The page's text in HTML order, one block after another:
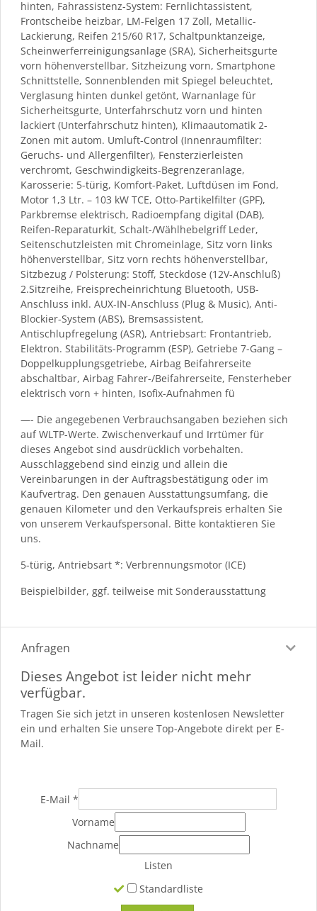
hinten, Fahrassistenz-System: Fernlichtassistent,
Frontscheibe heizbar, LM-Felgen 17 Zoll, Metallic-
Lackierung, Reifen 215/60 R17, Schaltpunktanzeige,
Scheinwerferreinigungsanlage (SRA), Sicherheitsgurte
vorn höhenverstellbar, Sitzheizung vorn, Smartphone
Schnittstelle, Sonnenblenden mit Spiegel beleuchtet,
Verglasung hinten dunkel getönt, Warnanlage für
Sicherheitsgurte, Unterfahrschutz vorn und hinten
lackiert (Unterfahrschutz hinten), Klimaautomatik 2-
Zonen mit autom. Umluft-Control (Innenraumfilter:
Geruchs- und Allergenfilter), Fensterzierleisten
verchromt, Geschwindigkeits-Begrenzeranlage,
Karosserie: 5-türig, Komfort-Paket, Luftdüsen im Fond,
Motor 1,3 Ltr. – 103 kW TCE, Otto-Partikelfilter (GPF),
Parkbremse elektrisch, Radioempfang digital (DAB),
Reifen-Reparaturkit, Schalt-/Wählhebelgriff Leder,
Seitenschutzleisten mit Chromeinlage, Sitz vorn links
höhenverstellbar, Sitz vorn rechts höhenverstellbar,
Sitzbezug / Polsterung: Stoff, Steckdose (12V-Anschluß)
2.Sitzreihe, Freisprecheinrichtung Bluetooth, USB-
Anschluss inkl. AUX-IN-Anschluss (Plug & Music), Anti-
Blockier-System (ABS), Bremsassistent,
Antischlupfregelung (ASR), Antriebsart: Frontantrieb,
Elektron. Stabilitäts-Programm (ESP), Getriebe 7-Gang –
Doppelkupplungsgetriebe, Airbag Beifahrerseite
abschaltbar, Airbag Fahrer-/Beifahrerseite, Fensterheber
elektrisch vorn + hinten, Isofix-Aufnahmen fü
—- Die angegebenen Verbrauchsangaben beziehen sich
auf WLTP-Werte. Zwischenverkauf und Irrtümer für
dieses Angebot sind ausdrücklich vorbehalten.
Ausschlaggebend sind einzig und allein die
Vereinbarungen in der Auftragsbestätigung oder im
Kaufvertrag. Den genauen Ausstattungsumfang, die
genauen Kilometer und den Verkaufspreis erhalten Sie
von unserem Verkaufspersonal. Bitte kontaktieren Sie
uns.
5-türig, Antriebsart *: Verbrennungsmotor (ICE)
Beispielbilder, ggf. teilweise mit Sonderausstattung
Anfragen
Dieses Angebot ist leider nicht mehr
verfügbar.
Tragen Sie sich jetzt in unseren kostenlosen Newsletter
ein und erhalten Sie unsere Top-Angebote direkt per E-
Mail.
E-Mail *
Vorname
Nachname
Listen
Standardliste